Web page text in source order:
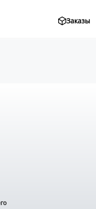
Заказы